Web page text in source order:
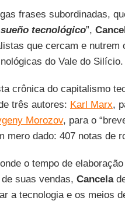
frases subordinadas,
tecnológico”,
que cercam e
do Vale do Silício.
crônica do capitalismo
três autores: Karl Marx,
Morozov, para o
mero dado: 407 notas de
o tempo de
suas vendas, Cancela
a tecnologia e os meios